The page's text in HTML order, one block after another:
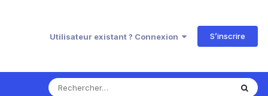
Utilisateur existant ? Connexion S’inscrire